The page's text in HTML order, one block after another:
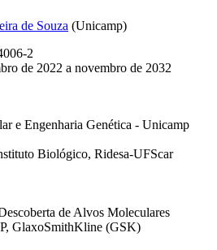
de Souza (Unicamp)
2
de 2022 a novembro de 2032
e Engenharia Genética - Unicamp
Biológico, Ridesa-UFScar
de Alvos Moleculares
GlaxoSmithKline (GSK)